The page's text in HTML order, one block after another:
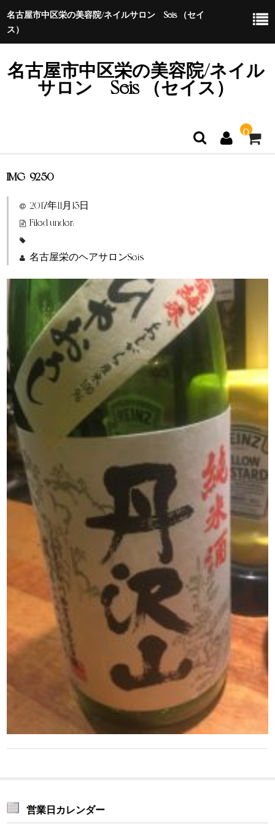
名古屋市中区栄の美容院/ネイルサロン Seis （セイ
ス）
名古屋市中区栄の美容院/ネイル
サロン Seis （セイス）
0
ホーム
特定商取引法に基づく表示
IMG_9250
2017年11月15日
Filed under:
名古屋栄のヘアサロンSeis
営業日カレンダー